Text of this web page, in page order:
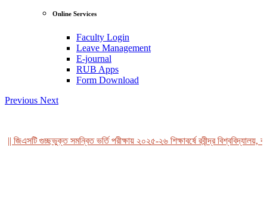
Online Services
Faculty Login
Leave Management
E-journal
RUB Apps
Form Download
Previous Next
জিএসটি গুচ্ছভুক্ত সমন্বিত ভর্তি পরীক্ষায় ২০২৫-২৬ শিক্ষাবর্ষে রবীন্দ্র বিশ্ববিদ্যালয়,